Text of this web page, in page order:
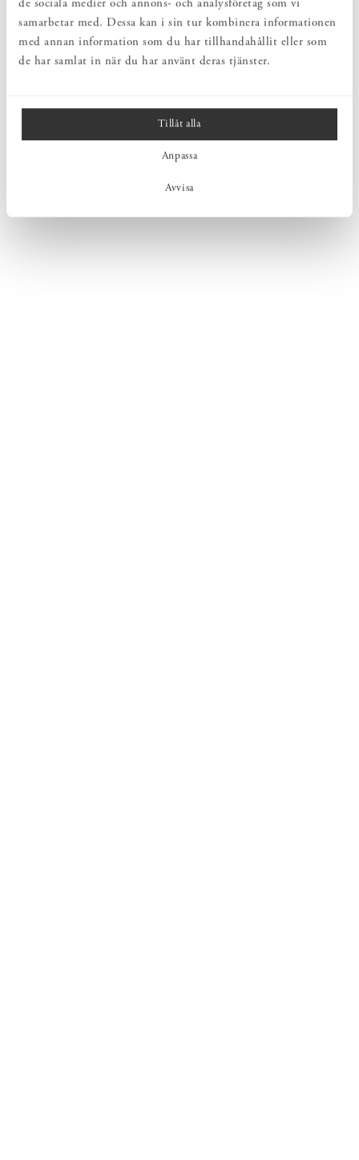
de sociala medier och annons- och analysföretag som vi
samarbetar med. Dessa kan i sin tur kombinera informationen
med annan information som du har tillhandahållit eller som
de har samlat in när du har använt deras tjänster.
Tillåt alla
Anpassa
Avvisa